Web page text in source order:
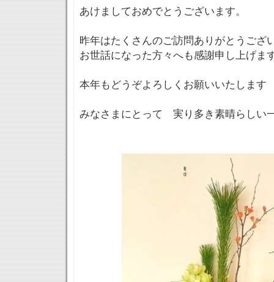
あけましておめでとうございます。
昨年はたくさんのご訪問ありがとうござ
お世話になった方々へも感謝申し上げま
本年もどうぞよろしくお願いいたします
みなさまにとって 実り多き素晴らしい